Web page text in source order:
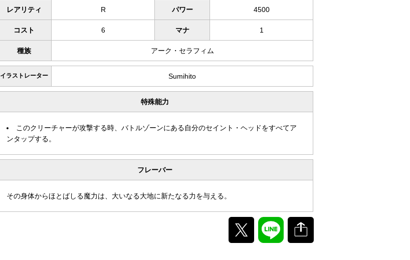
レアリティ R パワー 4500
コスト 6 マナ 1
種族 アーク・セラフィム
イラストレーター Sumihito
特殊能力
このクリーチャーが攻撃する時、バトルゾーンにある自分のセイント・ヘッドをすべてア
ンタップする。
フレーバー
その身体からほとばしる魔力は、大いなる大地に新たなる力を与える。